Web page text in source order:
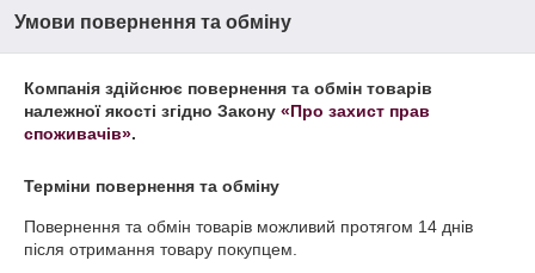
Умови повернення та обміну
Компанія здійснює повернення та обмін товарів
належної якості згідно Закону «Про захист прав
споживачів».
Терміни повернення та обміну
Повернення та обмін товарів можливий протягом 14 днів
після отримання товару покупцем.